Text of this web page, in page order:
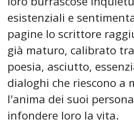
esistenziali e
pagine lo scrittore
già maturo, calibrato
poesia, asciutto,
dialoghi che riescono a
l'anima dei suoi
infondere loro la vita.